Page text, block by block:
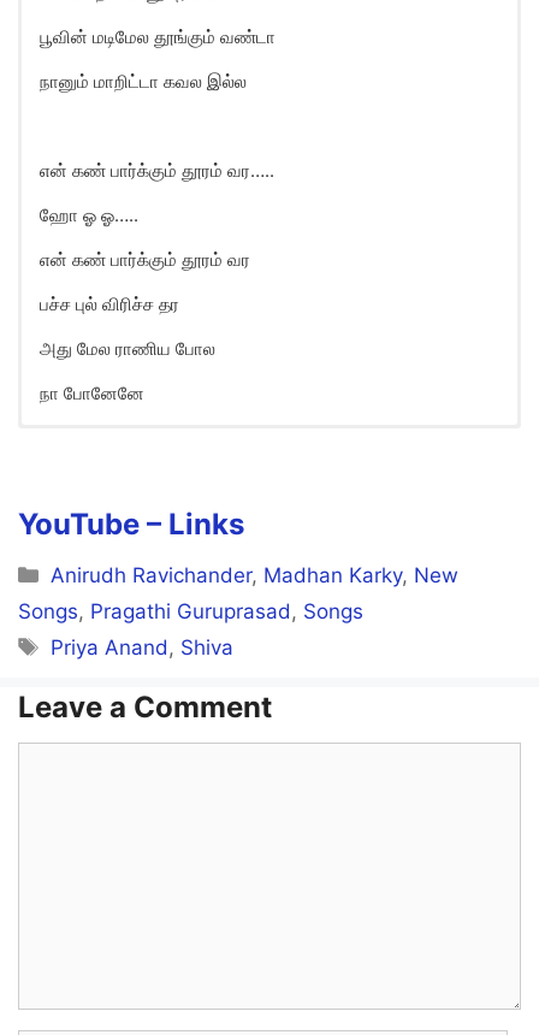
பூவின் மடிமேல தூங்கும் வண்டா
நானும் மாறிட்டா கவல இல்ல
என் கண் பார்க்கும் தூரம் வர…..
ஹோ ஓ ஓ…..
என் கண் பார்க்கும் தூரம் வர
பச்ச புல் விரிச்ச தர
அது மேல ராணிய போல
நா போனேனே
Thaeni kaathoda thaena thelichaalae
Thaengaa naaraaga nenja urichaalae
Ullara ennanu kaatiputtaஸ
Methakathaan vaan yethi vittu puttaa
YouTube – Links
Categories
Anirudh Ravichander, Madhan Karky, New
Songs, Pragathi Guruprasad , Songs
Tags
Priya Anand , Shiva
Leave a Comment